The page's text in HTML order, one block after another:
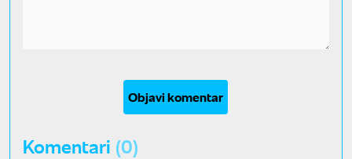
Objavi komentar
Komentari (0)